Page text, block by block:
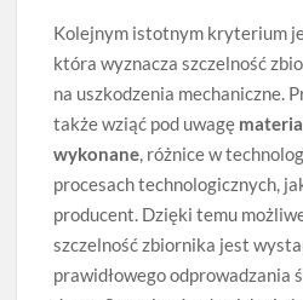
Kolejnym istotnym kryterium
która wyznacza szczelność
na uszkodzenia mechaniczne.
także wziąć pod uwagę
wykonane, różnice w
procesach technologicznych,
producent. Dzięki temu
szczelność zbiornika jest
prawidłowego odprowadzania